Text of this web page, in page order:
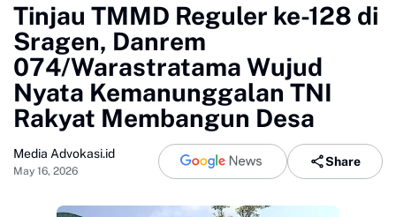
Tinjau TMMD Reguler ke-128 di
Sragen, Danrem
074/Warastratama Wujud
Nyata Kemanunggalan TNI
Rakyat Membangun Desa
Media Advokasi.id
May 16, 2026
Share